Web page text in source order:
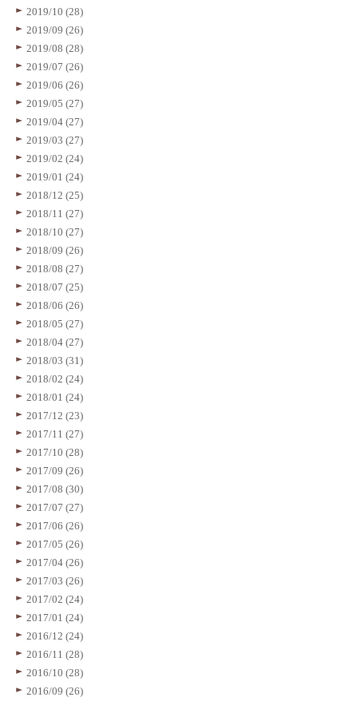
2019/10 (28)
2019/09 (26)
2019/08 (28)
2019/07 (26)
2019/06 (26)
2019/05 (27)
2019/04 (27)
2019/03 (27)
2019/02 (24)
2019/01 (24)
2018/12 (25)
2018/11 (27)
2018/10 (27)
2018/09 (26)
2018/08 (27)
2018/07 (25)
2018/06 (26)
2018/05 (27)
2018/04 (27)
2018/03 (31)
2018/02 (24)
2018/01 (24)
2017/12 (23)
2017/11 (27)
2017/10 (28)
2017/09 (26)
2017/08 (30)
2017/07 (27)
2017/06 (26)
2017/05 (26)
2017/04 (26)
2017/03 (26)
2017/02 (24)
2017/01 (24)
2016/12 (24)
2016/11 (28)
2016/10 (28)
2016/09 (26)